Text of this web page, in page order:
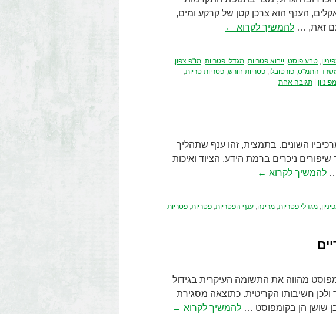
הענף הוא צרכן קטן של קרקע ומים,
עם זאת, … להמשיך לקרוא ←
, טבע פוסט, ייבוא פטריות, מגדלי פטריות, מו"פ צפון,
התמ"ס, פורטובלו, פטריות חורש, פטריות טריות,
תגובה אחת
השונים. בתמצית, זהו ענף שתהליך
ניכרים ברמת הידע, הציוד ואיכות
להמשיך לקרוא ←
, מגדלי פטריות, מרינה, ענף הפטריות, פטריות, פטריות
קומפוסט מהווה את התשומה העיקרית בגידול
ולכן חשיבותו הקריטית. כתוצאה מסגירת
שושן הן בקומפוסט … להמשיך לקרוא ←